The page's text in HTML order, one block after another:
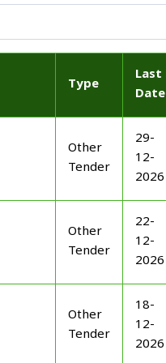
Type
Last
Date
Other
Tender
29-
12-
2026
Other
Tender
22-
12-
2026
Other
Tender
18-
12-
2026